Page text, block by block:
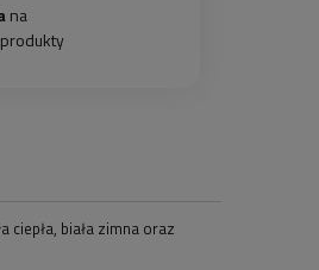
na
biała zimna oraz